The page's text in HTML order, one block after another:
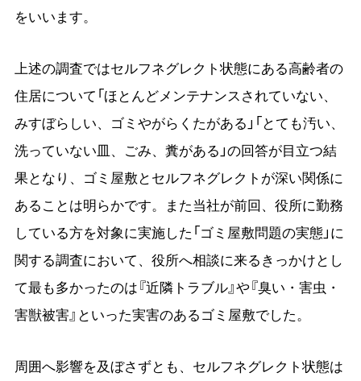
をいいます。
上述の調査ではセルフネグレクト状態にある高齢者の
住居について「ほとんどメンテナンスされていない、
みすぼらしい、ゴミやがらくたがある」「とても汚い、
洗っていない皿、ごみ、糞がある」の回答が目立つ結
果となり、ゴミ屋敷とセルフネグレクトが深い関係に
あることは明らかです。また当社が前回、役所に勤務
している方を対象に実施した「ゴミ屋敷問題の実態」に
関する調査において、役所へ相談に来るきっかけとし
て最も多かったのは『近隣トラブル』や『臭い・害虫・
害獣被害』といった実害のあるゴミ屋敷でした。
周囲へ影響を及ぼさずとも、セルフネグレクト状態は